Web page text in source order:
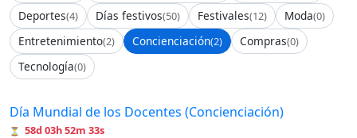
Deportes(4) Días festivos(50) Festivales(12) Moda(0)
Entretenimiento(2) Concienciación(2) Compras(0)
Tecnología(0)
Día Mundial de los Docentes (Concienciación)
⏳ 58d 03h 52m 33s